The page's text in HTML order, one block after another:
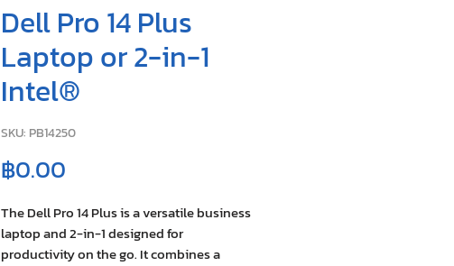
Dell Pro 14 Plus
Laptop or 2-in-1
Intel®
SKU: PB14250
฿0.00
The Dell Pro 14 Plus is a versatile business
laptop and 2-in-1 designed for
productivity on the go. It combines a